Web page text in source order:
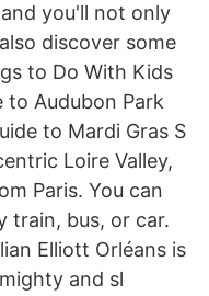
you'll not only
discover some
to Do With Kids
to Audubon Park
to Mardi Gras S
Loire Valley,
Paris. You can
train, bus, or car.
Elliott Orléans is
and sl